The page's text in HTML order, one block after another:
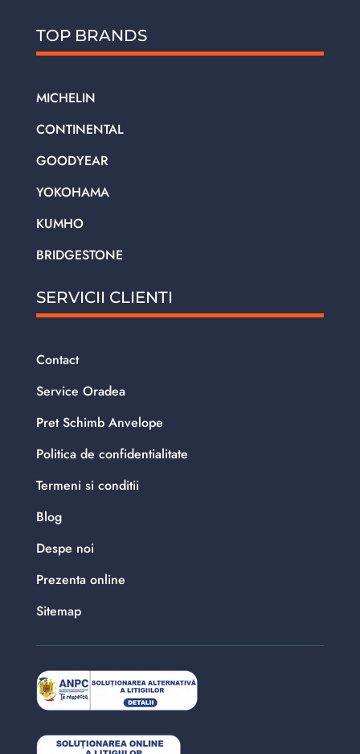
TOP BRANDS
MICHELIN
CONTINENTAL
GOODYEAR
YOKOHAMA
KUMHO
BRIDGESTONE
SERVICII CLIENTI
Contact
Service Oradea
Pret Schimb Anvelope
Politica de confidentialitate
Termeni si conditii
Blog
Despe noi
Prezenta online
Sitemap